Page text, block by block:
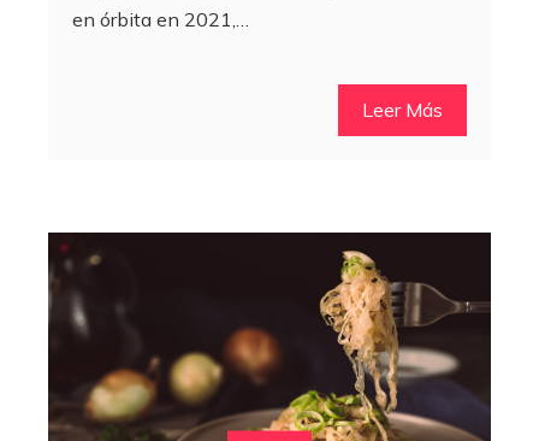
en órbita en 2021,…
Leer Más